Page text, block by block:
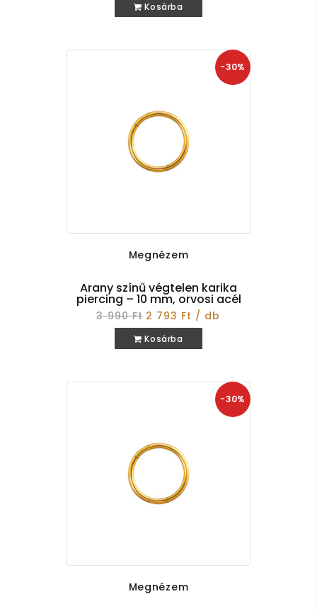
Kosárba
-30%
Megnézem
Arany színű végtelen karika
piercing – 10 mm, orvosi acél
3 990 Ft 2 793 Ft / db
Kosárba
-30%
Megnézem